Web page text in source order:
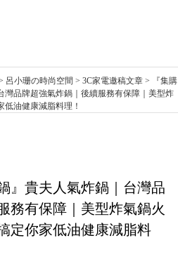
呂小珊の時尚空間 > 3C家電邀稿文章 > 『集購
灣品牌超強氣炸鍋｜後續服務有保障｜美型炸
油健康減脂料理！
』貴夫人氣炸鍋｜台灣品
務有保障｜美型炸氣鍋火
定你家低油健康減脂料